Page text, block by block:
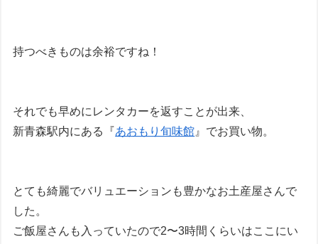
持つべきものは余裕ですね！
それでも早めにレンタカーを返すことが出来、
新青森駅内にある『あおもり旬味館 』でお買い物。
とても綺麗でバリュエーションも豊かなお土産屋さんで
した。
ご飯屋さんも入っていたので2〜3時間くらいはここにい